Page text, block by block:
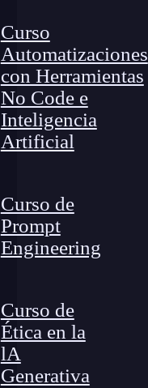
Curso
Automatizaciones
con Herramientas
No Code e
Inteligencia
Artificial
Curso de
Prompt
Engineering
Curso de
Ética en la
lA
Generativa